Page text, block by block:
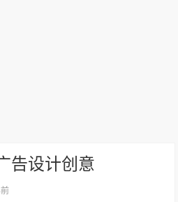
告设计创意